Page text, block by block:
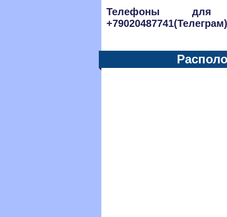
Телефоны для
+79020487741(Телеграм)